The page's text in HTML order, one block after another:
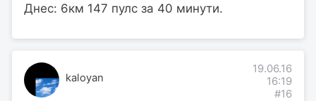
Днес: 6км 147 пулс за 40 минути.
kaloyan
19.06.16
16:19
#16